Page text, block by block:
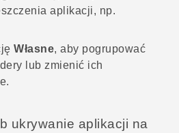
aplikacji, np.
Własne, aby pogrupować
lub zmienić ich
ukrywanie aplikacji na